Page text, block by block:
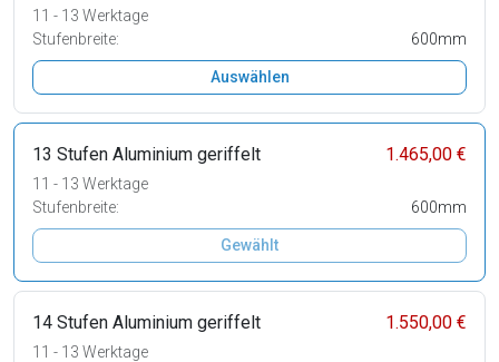
11 - 13 Werktage
Stufenbreite:
600mm
Auswählen
13 Stufen Aluminium geriffelt 1.465,00 €
11 - 13 Werktage
Stufenbreite:
600mm
Gewählt
14 Stufen Aluminium geriffelt 1.550,00 €
11 - 13 Werktage